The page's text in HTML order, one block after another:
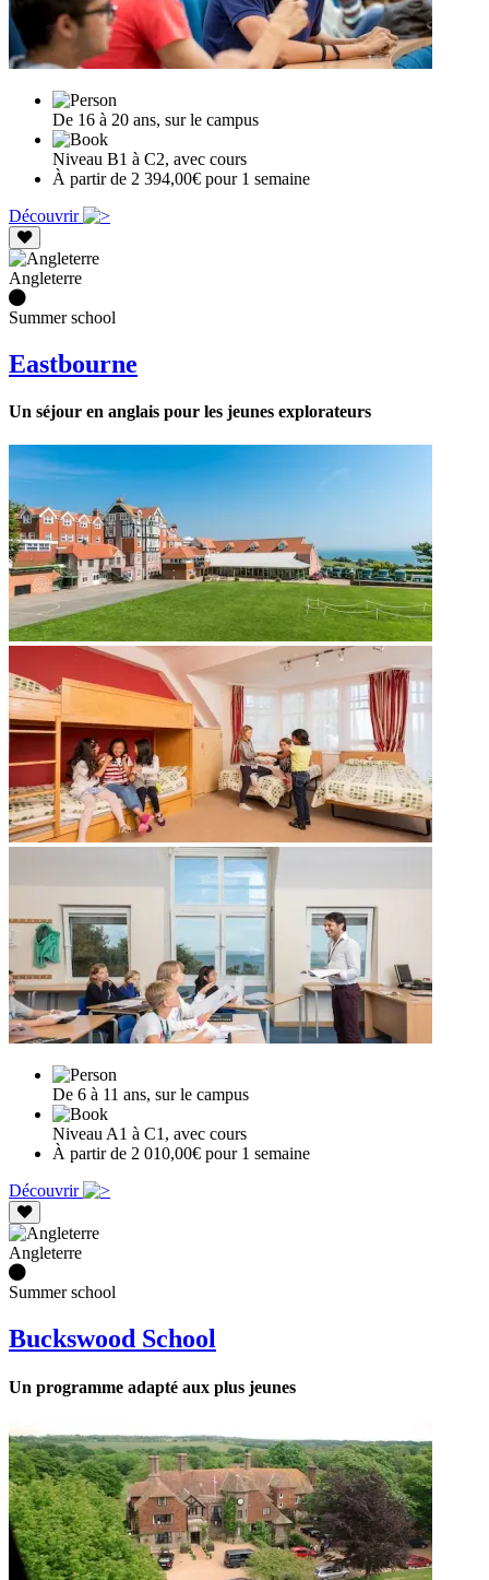
De 16 à 20 ans, sur le campus
Niveau B1 à C2, avec cours
À partir de 2 394,00€ pour 1 semaine
Découvrir
Angleterre
Summer school
Eastbourne
Un séjour en anglais pour les jeunes explorateurs
De 6 à 11 ans, sur le campus
Niveau A1 à C1, avec cours
À partir de 2 010,00€ pour 1 semaine
Découvrir
Angleterre
Summer school
Buckswood School
Un programme adapté aux plus jeunes